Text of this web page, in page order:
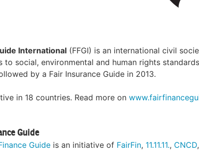
International (FFGI) is an international civil
social, environmental and human rights
by a Fair Insurance Guide in 2013.
in 18 countries. Read more on
Guide
Guide is an initiative of FairFin, 11.11.11., CNCD,